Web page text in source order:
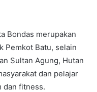
Bondas merupakan
Pemkot Batu, selain
Sultan Agung, Hutan
dan pelajar
dan fitness.